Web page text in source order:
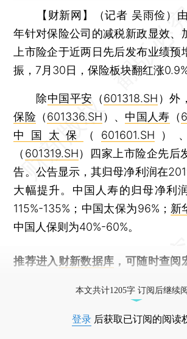
【财新网】（记者 吴雨俭）
年针对保险公司的减税新政显效、
上市险企于近两日先后发布业绩预
振，7月30日，保险板块翻红涨
除中国平安 （601318.SH ）外
保险 （601336.SH ）、 中国人寿 （
中国太保
（ 601601.SH ）
（ 601319.SH）四家上市险企先后
告。公告显示，其归母净利润在
大幅提升。中国人寿的归母净利
115%-135%；中国太保为96%； 新
中国人保则为40%-60%。
推荐进入 财新数据库 ，可随时查
本文共计1205字 订阅后继续
登录 后获取已订阅的阅读